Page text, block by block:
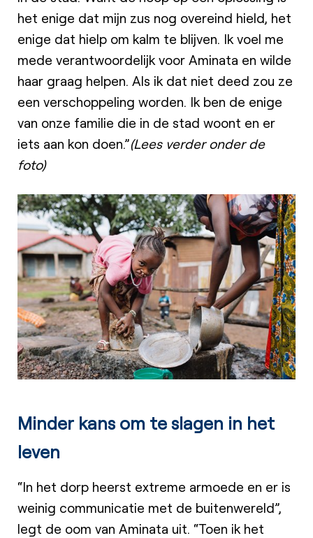
het enige dat mijn zus nog overeind hield, het
enige dat hielp om kalm te blijven. Ik voel me
mede verantwoordelijk voor Aminata en wilde
haar graag helpen. Als ik dat niet deed zou ze
een verschoppeling worden. Ik ben de enige
van onze familie die in de stad woont en er
iets aan kon doen.”(Lees verder onder de
foto)
Minder kans om te slagen in het
leven
“In het dorp heerst extreme armoede en er is
weinig communicatie met de buitenwereld”,
legt de oom van Aminata uit. “Toen ik het